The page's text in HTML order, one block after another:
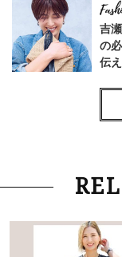
吉
の
伝
【
「
ー